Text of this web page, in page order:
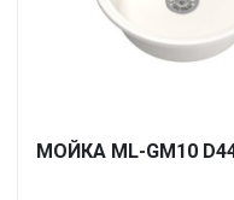
МОЙКA ML-GM10